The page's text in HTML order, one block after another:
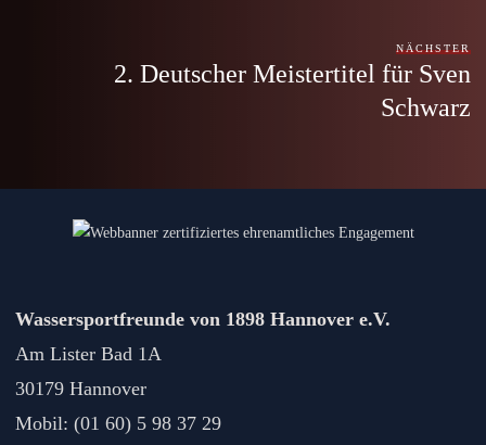
NÄCHSTER
2. Deutscher Meistertitel für Sven
Schwarz
Wassersportfreunde von 1898 Hannover e.V.
Am Lister Bad 1A
30179 Hannover
Mobil: (01 60) 5 98 37 29